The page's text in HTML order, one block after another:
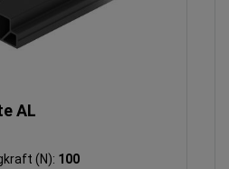
AL
(N): 100